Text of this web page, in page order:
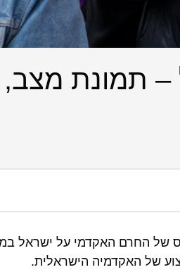
של האקדמיה הישראלית.